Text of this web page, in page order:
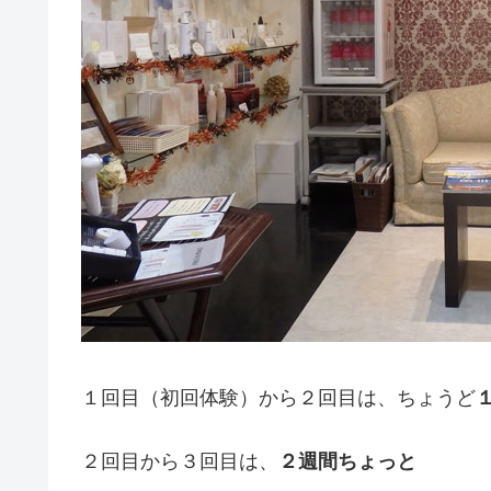
１回目（初回体験）から２回目は、ちょうど
２回目から３回目は、 ２週間ちょっと